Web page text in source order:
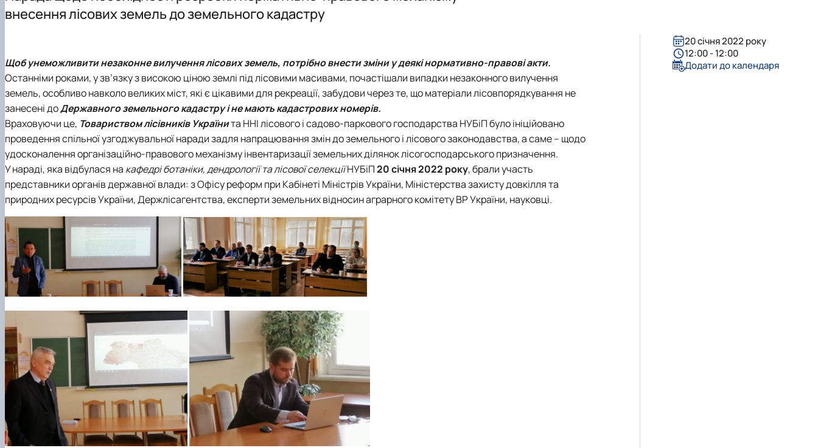
Лабораторії
Програми навчальних практик
Студентські наукові гуртки
Student scientific botany group "Green plant"
Науково-консультаційні послуги
внесення лісових земель до земельного кадастру
Щоб унеможливити незаконне вилучення лісових земель, потрібно внести зміни у деякі нормативно-правові акти.
Останніми роками, у зв’язку з високою ціною землі під лісовими масивами, почастішали випадки незаконного вилучення
земель, особливо навколо великих міст, які є цікавими для рекреації, забудови через те, що матеріали лісовпорядкування не
занесені доДержавного земельного кадастру і не мають кадастрових номерів.
Враховуючи це, Товариством лісівників Українита ННІ лісового і садово-паркового господарства НУБіПбуло ініційовано
проведення спільної узгоджувальної наради задля напрацювання змін до земельного і лісового законодавства, а саме – щодо
удосконалення організаційно-правового механізму інвентаризації земельних ділянок лісогосподарського призначення.
У нараді, яка відбулася на кафедрі ботаніки, дендрології та лісової селекціїНУБіП20 січня 2022 року, брали участь
представники органів державної влади: з Офісу реформ при Кабінеті Міністрів України, Міністерства захисту довкілля та
природних ресурсів України, Держлісагентства, експерти земельних відносин аграрного комітету ВР України, науковці.
20 січня 2022 року
12:00 - 12:00
Додати до календаря